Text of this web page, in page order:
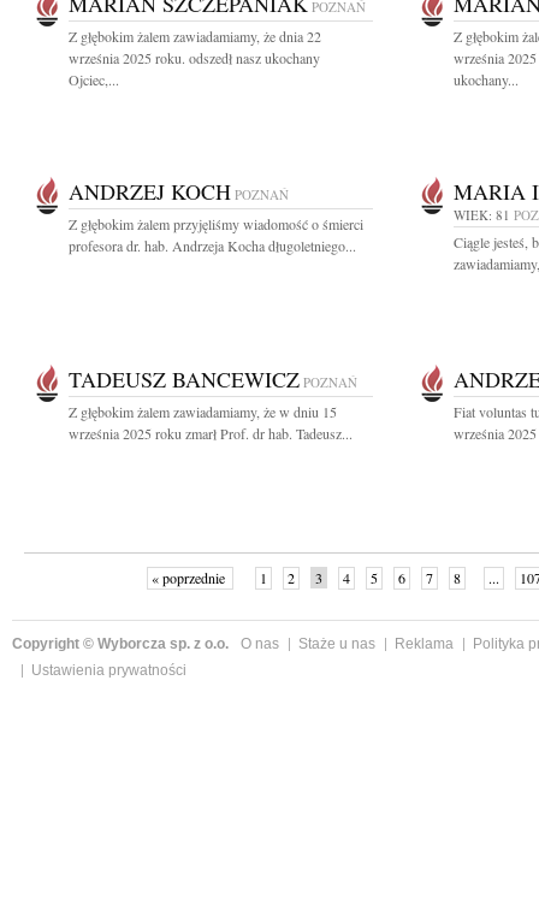
POZNAŃ
Z głębokim żalem zawiadamiamy, że dnia 22
września 2025 roku. odszedł nasz ukochany
Ojciec,...
Z głębokim
września
ukochany...
ANDRZEJ KOCH POZNAŃ
Z głębokim żalem przyjęliśmy wiadomość o śmierci
profesora dr. hab. Andrzeja Kocha długoletniego...
MARIA
WIEK: 81
Ciągle jesteś,
TADEUSZ BANCEWICZ POZNAŃ
Z głębokim żalem zawiadamiamy, że w dniu 15
września 2025 roku zmarł Prof. dr hab. Tadeusz...
Fiat voluntas
września
« poprzednie 1 2 3 4 5 6 7 8 ...
Copyright © Wyborcza sp. z o.o. O nas Staże u nas Reklama
Polityka
Ustawienia prywatności